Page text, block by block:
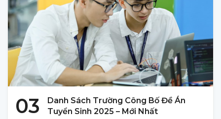
03
Danh Sách Trường Công Bố Đề Án
Tuyển Sinh 2025 – Mới Nhất